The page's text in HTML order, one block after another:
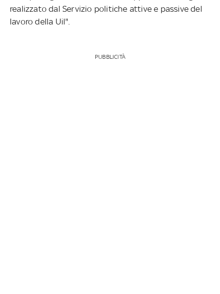
realizzato dal Servizio politiche attive e passive del
lavoro della Uil".
PUBBLICITÀ